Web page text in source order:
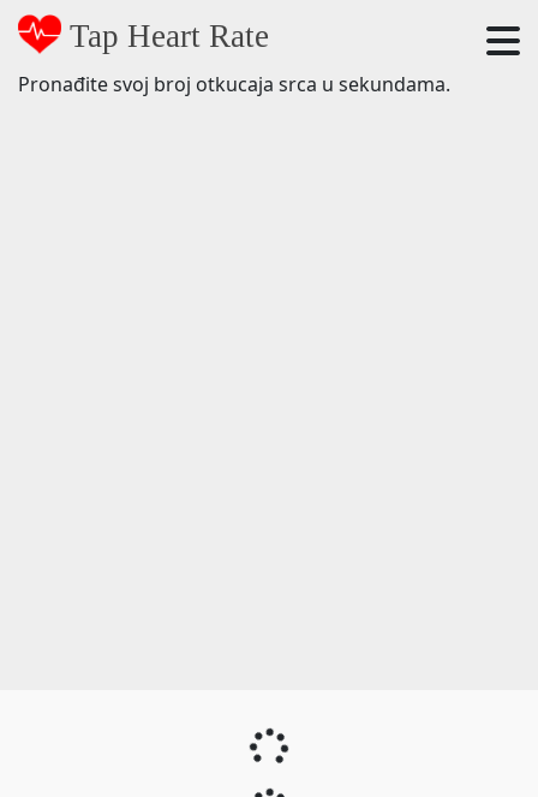
Tap Heart Rate
Pronađite svoj broj otkucaja srca u sekundama.